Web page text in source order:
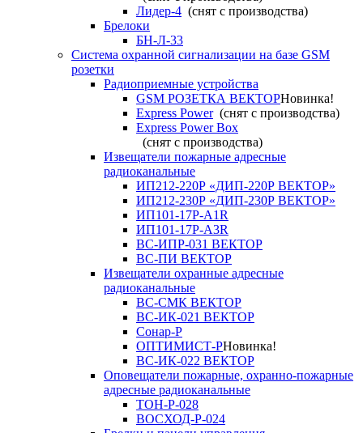
Лидер-4 (снят с производства)
Брелоки
БН-Л-33
Система охранной сигнализации на базе GSM
розетки
Радиоприемные устройства
GSM РОЗЕТКА ВЕКТОРНовинка!
Express Power(снят с производства)
Express Power Box
(снят с производства)
Извещатели пожарные адресные
радиоканальные
ИП212-220Р «ДИП-220Р ВЕКТОР»
ИП212-230Р «ДИП-230Р ВЕКТОР»
ИП101-17Р-A1R
ИП101-17Р-A3R
ВС-ИПР-031 ВЕКТОР
ВС-ПИ ВЕКТОР
Извещатели охранные адресные
радиоканальные
ВС-СМК ВЕКТОР
ВС-ИК-021 ВЕКТОР
Сонар-Р
ОПТИМИСТ-РНовинка!
ВС-ИК-022 ВЕКТОР
Оповещатели пожарные, охранно-пожарные
адресные радиоканальные
ТОН-Р-028
ВОСХОД-Р-024